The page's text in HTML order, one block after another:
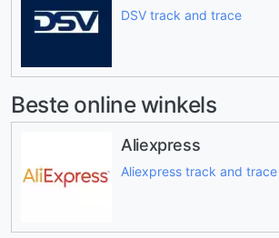
DSV track and trace
Beste online winkels
Aliexpress
Aliexpress track and trace